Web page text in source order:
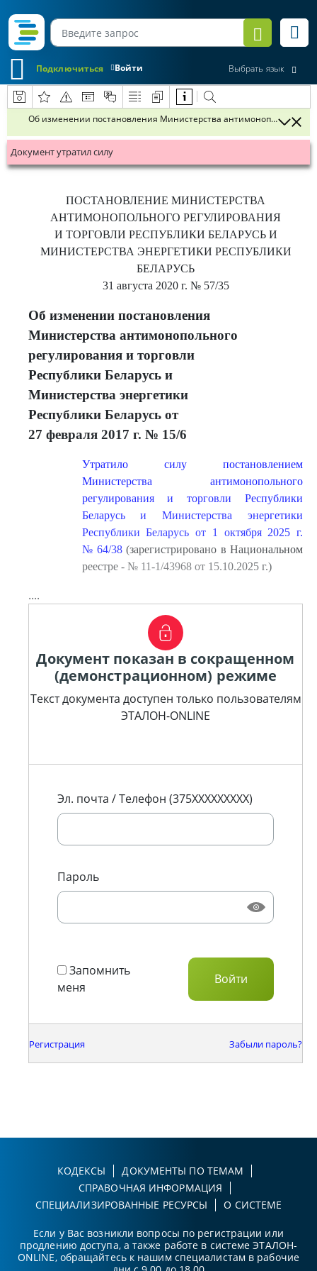
Войти
Подключиться Выбрать язык
Об изменении постановления Министерства антимонопольного
Документ утратил силу
ПОСТАНОВЛЕНИЕ МИНИСТЕРСТВА
АНТИМОНОПОЛЬНОГО РЕГУЛИРОВАНИЯ
И ТОРГОВЛИ РЕСПУБЛИКИ БЕЛАРУСЬ И
МИНИСТЕРСТВА ЭНЕРГЕТИКИ РЕСПУБЛИКИ
БЕЛАРУСЬ
31 августа 2020 г. № 57/35
Об изменении постановления
Министерства антимонопольного
регулирования и торговли
Республики Беларусь и
Министерства энергетики
Республики Беларусь от
27 февраля 2017 г. № 15/6
Утратило силу постановлением
Министерства антимонопольного
регулирования и торговли Республики
Беларусь и Министерства энергетики
Республики Беларусь от 1 октября 2025 г.
№ 64/38(зарегистрировано в Национальном
реестре - № 11-1/43968 от 15.10.2025 г.)
....
Документ показан в сокращенном
(демонстрационном) режиме
Текст документа доступен только пользователям
ЭТАЛОН-ONLINE
Эл. почта / Телефон (375XXXXXXXXX)
Пароль
Запомнить
меня
Регистрация Забыли пароль?
КОДЕКСЫ
ДОКУМЕНТЫ ПО ТЕМАМ
СПРАВОЧНАЯ ИНФОРМАЦИЯ
СПЕЦИАЛИЗИРОВАННЫЕ РЕСУРСЫ
О СИСТЕМЕ
Если у Вас возникли вопросы по регистрации или
продлению доступа, а также работе в системе ЭТАЛОН-
ONLINE, обращайтесь к нашим специалистам в рабочие